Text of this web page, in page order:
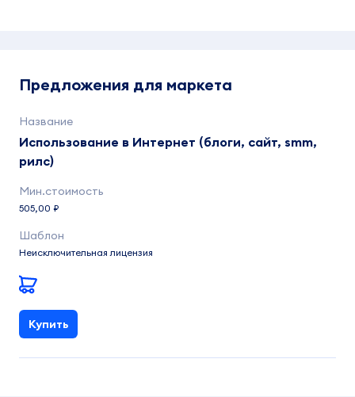
Предложения для маркета
Использование в Интернет (блоги, сайт, smm,
рилс)
505,00 ₽
Неисключительная лицензия
Купить